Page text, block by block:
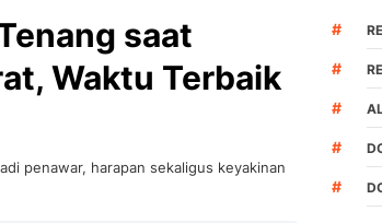
saat
Waktu Terbaik
penawar, harapan sekaligus keyakinan
#
#
#
#
#